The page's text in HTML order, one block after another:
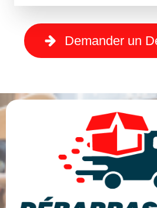
Demander un